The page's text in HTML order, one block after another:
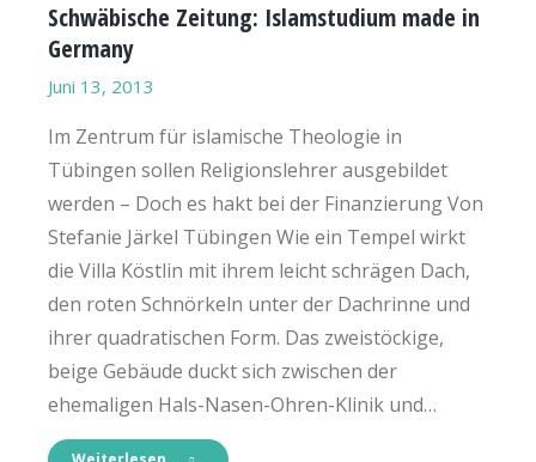
Schwäbische Zeitung: Islamstudium made in
Germany
Juni 13, 2013
Im Zentrum für islamische Theologie in
Tübingen sollen Religionslehrer ausgebildet
werden – Doch es hakt bei der Finanzierung Von
Stefanie Järkel Tübingen Wie ein Tempel wirkt
die Villa Köstlin mit ihrem leicht schrägen Dach,
den roten Schnörkeln unter der Dachrinne und
ihrer quadratischen Form. Das zweistöckige,
beige Gebäude duckt sich zwischen der
ehemaligen Hals-Nasen-Ohren-Klinik und…